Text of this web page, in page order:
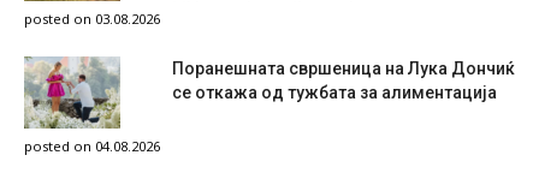
posted on 03.08.2026
Поранешната свршеница на Лука Дончиќ
се откажа од тужбата за алиментација
posted on 04.08.2026